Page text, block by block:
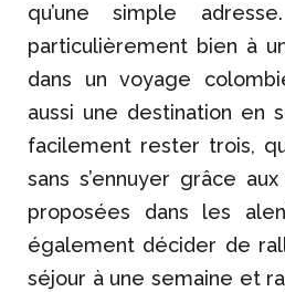
qu’une simple
particulièrement bien à
dans un voyage
aussi une destination en
facilement rester trois,
sans s’ennuyer grâce
proposées dans les
également décider de
séjour à une semaine et